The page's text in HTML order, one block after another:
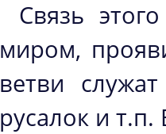
Связь
миром,
ветви
русалок и